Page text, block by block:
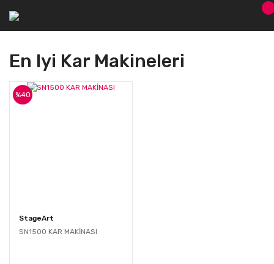
En Iyi Kar Makineleri
StageArt
SN1500 KAR MAKİNASI
%40